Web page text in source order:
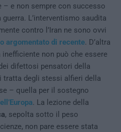
– e non sempre con successo
L’interventismo saudita
contro l’Iran ne sono ovvi
argomentato di recente. D’altra
non può che essere
difettosi pensatori della
tratta degli stessi alfieri della
– quella per il sostegno
. La lezione della
, sepolta sotto il peso
non pare essere stata